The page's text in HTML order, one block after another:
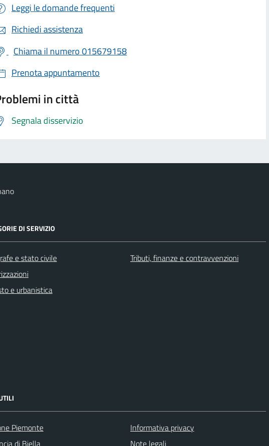
Leggi le domande frequenti
Richiedi assistenza
Chiama il numero 015679158
Prenota appuntamento
in città
Segnala disservizio
DI SERVIZIO
e stato civile
e urbanistica
Tributi, finanze e contravvenzioni
Piemonte
di Biella
Informativa privacy
Note legali